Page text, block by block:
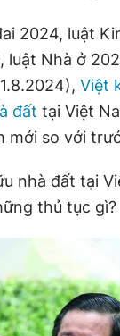
điện thoại
Liên hệ
0908
2024, luật
luật Nhà ở
Việt
đất tại Việt
mới so với
nhà đất tại
thủ tục gì?